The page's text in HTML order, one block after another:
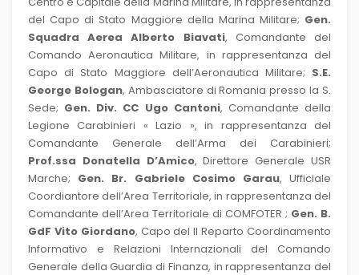
del Capo di Stato Maggiore della Marina Militare; Gen.
Squadra Aerea Alberto Biavati, Comandante del
Comando Aeronautica Militare, in rappresentanza del
Capo di Stato Maggiore dell’Aeronautica Militare; S.E.
George Bologan, Ambasciatore di Romania presso la S.
Sede; Gen. Div. CC Ugo Cantoni, Comandante della
Legione Carabinieri « Lazio », in rappresentanza del
Comandante Generale dell’Arma dei Carabinieri;
Prof.ssa Donatella D’Amico, Direttore Generale USR
Marche; Gen. Br. Gabriele Cosimo Garau, Ufficiale
Coordiantore dell’Area Territoriale, in rappresentanza del
Comandante dell’Area Territoriale di COMFOTER ; Gen. B.
GdF Vito Giordano, Capo del II Reparto Coordinamento
Informativo e Relazioni Internazionali del Comando
Generale della Guardia di Finanza, in rappresentanza del